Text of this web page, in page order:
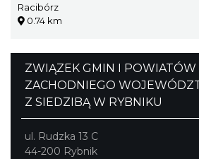
Racibórz
0.74 km
ZWIĄZEK GMIN I POWIATÓW
ZACHODNIEGO
Z SIEDZIBĄ W RYBNIKU
ul. Rudzka 13 C
44-200 Rybnik